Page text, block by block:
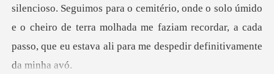
Histórico
Sair
silencioso. Seguimos para o cemitério, onde o solo úmido
e o cheiro de terra molhada me f